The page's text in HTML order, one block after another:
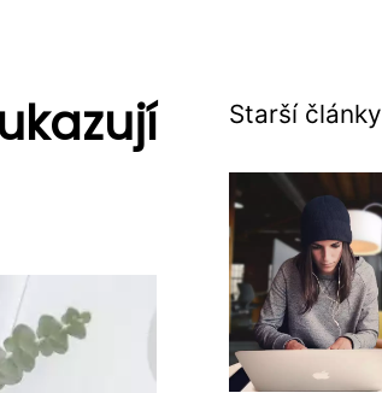
Starší články